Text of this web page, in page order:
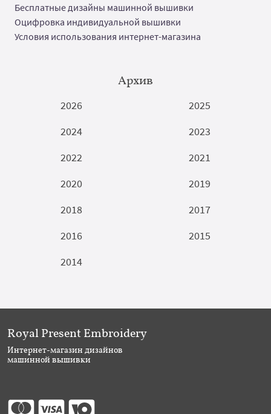
Бесплатные дизайны машинной вышивки
Оцифровка индивидуальной вышивки
Условия использования интернет-магазина
Архив
2026
2025
2024
2023
2022
2021
2020
2019
2018
2017
2016
2015
2014
Royal Present Embroidery
Интернет-магазин дизайнов
машинной вышивки